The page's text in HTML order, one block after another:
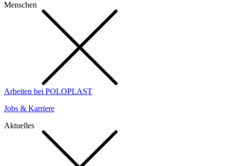
Menschen
Arbeiten bei POLOPLAST
Jobs & Karriere
Aktuelles